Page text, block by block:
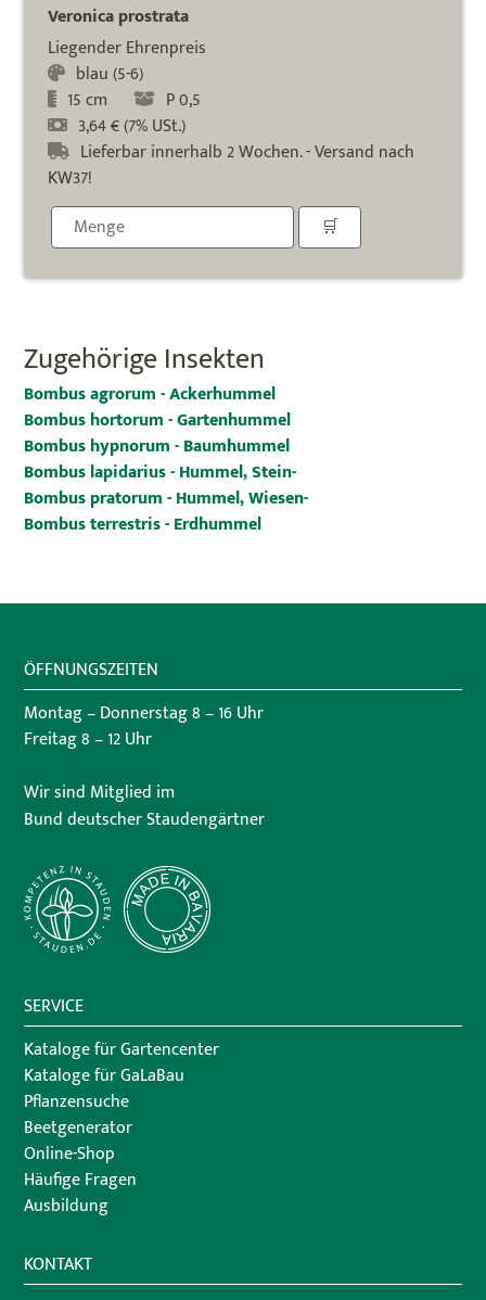
Veronica prostrata
Liegender Ehrenpreis
blau (5-6)
15 cm
P 0,5
3,64 € (7% USt.)
Lieferbar innerhalb 2 Wochen. - Versand nach
KW37!
Zugehörige Insekten
Bombus agrorum - Ackerhummel
Bombus hortorum - Gartenhummel
Bombus hypnorum - Baumhummel
Bombus lapidarius - Hummel, Stein-
Bombus pratorum - Hummel, Wiesen-
Bombus terrestris - Erdhummel
ÖFFNUNGSZEITEN
Montag – Donnerstag 8 – 16 Uhr
Freitag 8 – 12 Uhr
Wir sind Mitglied im
Bund deutscher Staudengärtner
SERVICE
Kataloge für Gartencenter
Kataloge für GaLaBau
Pflanzensuche
Beetgenerator
Online-Shop
Häufige Fragen
Ausbildung
KONTAKT